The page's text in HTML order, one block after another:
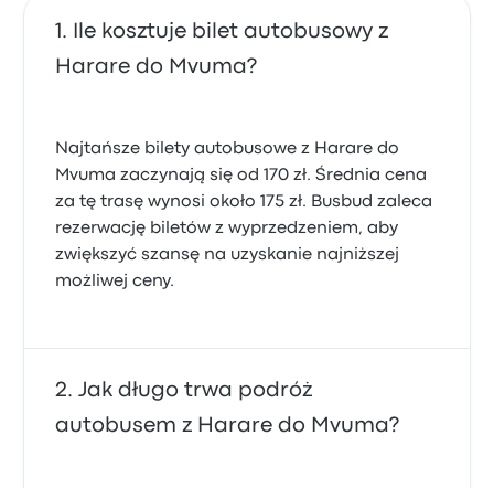
Ile kosztuje bilet autobusowy z
Harare do Mvuma?
Najtańsze bilety autobusowe z Harare do
Mvuma zaczynają się od 170 zł. Średnia cena
za tę trasę wynosi około 175 zł. Busbud zaleca
rezerwację biletów z wyprzedzeniem, aby
zwiększyć szansę na uzyskanie najniższej
możliwej ceny.
Jak długo trwa podróż
autobusem z Harare do Mvuma?